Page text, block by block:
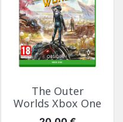
The Outer
Worlds Xbox One